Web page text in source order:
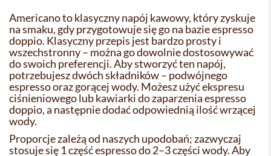
Americano to klasyczny napój kawowy, który zyskuje
na smaku, gdy przygotowuje się go na bazie espresso
doppio. Klasyczny przepis jest bardzo prosty i
wszechstronny – można go dowolnie dostosowywać
do swoich preferencji. Aby stworzyć ten napój,
potrzebujesz dwóch składników – podwójnego
espresso oraz gorącej wody. Możesz użyć ekspresu
ciśnieniowego lub kawiarki do zaparzenia espresso
doppio, a następnie dodać odpowiednią ilość wrzącej
wody.
Proporcje zależą od naszych upodobań; zazwyczaj
stosuje się 1 część espresso do 2–3 części wody. Aby